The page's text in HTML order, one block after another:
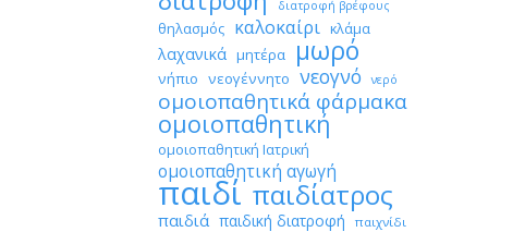
διατροφή βρέφους
θηλασμός καλοκαίρι κλάμα
λαχανικά μητέρα μωρό
νήπιο νεογέννητο νεογνό νερό
ομοιοπαθητικά φάρμακα
ομοιοπαθητική
ομοιοπαθητική Ιατρική
ομοιοπαθητική αγωγή
παιδί παιδίατρος
παιδιά παιδική διατροφή
παιχνίδι